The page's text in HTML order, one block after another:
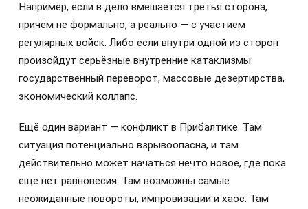
Например, если в дело вмешается третья сторона,
причём не формально, а реально — с участием
регулярных войск. Либо если внутри одной из сторон
произойдут серьёзные внутренние катаклизмы:
государственный переворот, массовые дезертирства,
экономический коллапс.
Ещё один вариант — конфликт в Прибалтике. Там
ситуация потенциально взрывоопасна, и там
действительно может начаться нечто новое, где пока
ещё нет равновесия. Там возможны самые
неожиданные повороты, импровизации и хаос. Там